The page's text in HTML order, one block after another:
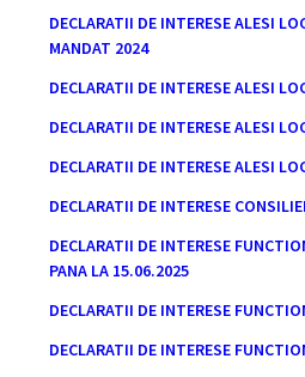
DECLARATII DE INTERESE ALESI
MANDAT 2024
DECLARATII DE INTERESE ALESI
DECLARATII DE INTERESE ALESI
DECLARATII DE INTERESE ALESI
DECLARATII DE INTERESE
DECLARATII DE INTERESE
PANA LA 15.06.2025
DECLARATII DE INTERESE
DECLARATII DE INTERESE